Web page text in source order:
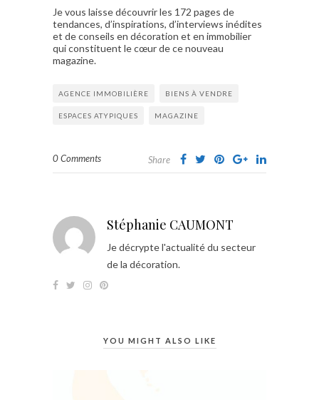
Je vous laisse découvrir les 172 pages de
tendances, d’inspirations, d’interviews inédites
et de conseils en décoration et en immobilier
qui constituent le cœur de ce nouveau
magazine.
AGENCE IMMOBILIÈRE BIENS À VENDRE
ESPACES ATYPIQUES MAGAZINE
0 Comments Share
Stéphanie CAUMONT
Je décrypte l'actualité du secteur
de la décoration.
YOU MIGHT ALSO LIKE